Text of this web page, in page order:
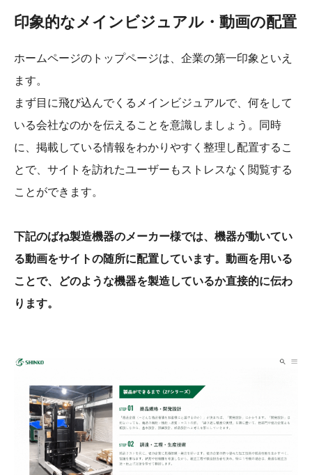
印象的なメインビジュアル・動画の配置
ホームページのトップページは、企業の第一印象といえ
ます。
まず目に飛び込んでくるメインビジュアルで、何をして
いる会社なのかを伝えることを意識しましょう。同時
に、掲載している情報をわかりやすく整理し配置するこ
とで、サイトを訪れたユーザーもストレスなく閲覧する
ことができます。
下記のばね製造機器のメーカー様では、機器が動いてい
る動画をサイトの随所に配置しています。動画を用いる
ことで、どのような機器を製造しているか直接的に伝わ
ります。